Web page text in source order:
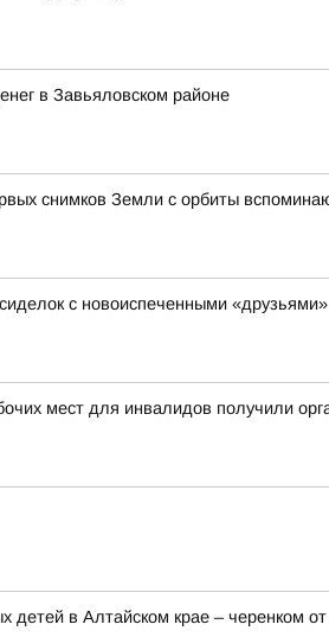
в Завьяловском районе
снимков Земли с орбиты
с новоиспеченными «друзьями»
мест для инвалидов получили
в Алтайском крае – черенком